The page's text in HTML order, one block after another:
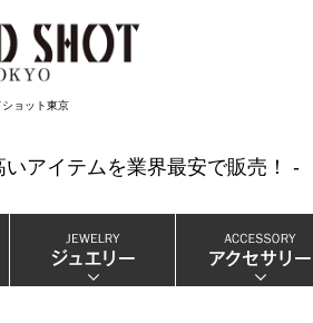
ショット東京
アイテムを業界最安で販売！ -